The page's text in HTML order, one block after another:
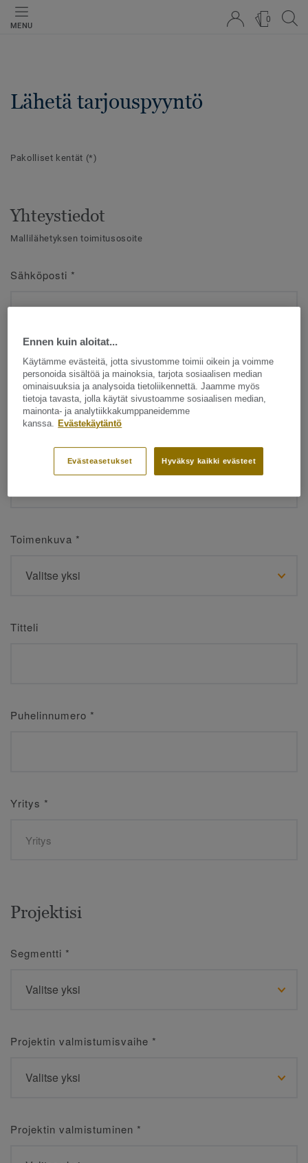
MENU
0
Lähetä tarjouspyyntö
Pakolliset kentät (*)
Yhteystiedot
Mallilähetyksen toimitusosoite
Sähköposti *
Etunimi*
Sukunimi*
Toimenkuva *
Titteli
Puhelinnumero *
Yritys *
Projektisi
Segmentti *
Projektin valmistumisvaihe *
Projektin valmistuminen *
Ennen kuin aloitat...
Käytämme evästeitä, jotta sivustomme toimii oikein ja voimme
personoida sisältöä ja mainoksia, tarjota sosiaalisen median
ominaisuuksia ja analysoida tietoliikennettä. Jaamme myös
tietoja tavasta, jolla käytät sivustoamme sosiaalisen median,
mainonta- ja analytiikkakumppaneidemme
kanssa.
Evästekäytäntö
Hyväksy kaikki evästeet
Evästeasetukset